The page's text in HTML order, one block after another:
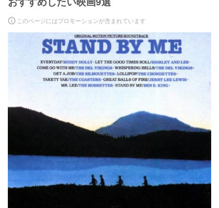
このページにはプロモーションが含まれています